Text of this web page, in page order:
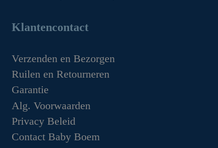
€49.95.
€44.95.
prijs
prijs
Klantencontact
Verzenden en Bezorgen
Ruilen en Retourneren
Garantie
Alg. Voorwaarden
Privacy Beleid
Contact Baby Boem